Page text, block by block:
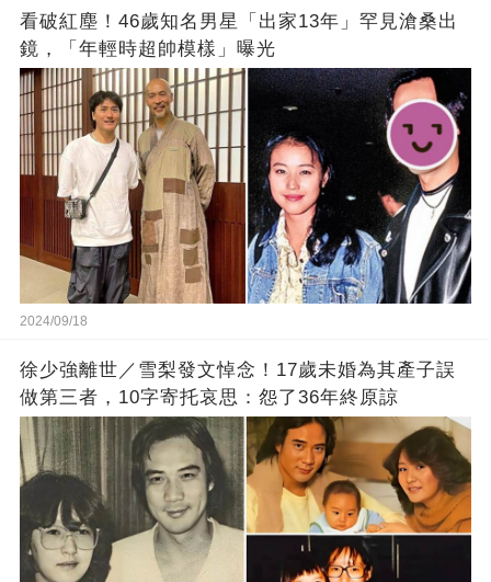
看破紅塵！46歲知名男星「出家13年」罕見滄桑出
鏡，「年輕時超帥模樣」曝光
2024/09/18
徐少強離世／雪梨發文悼念！17歲未婚為其產子誤
做第三者，10字寄托哀思：怨了36年終原諒